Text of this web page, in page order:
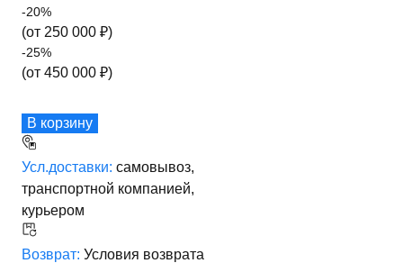
-20%
(от 250 000 ₽)
-25%
(от 450 000 ₽)
В корзину
Усл.доставки: самовывоз,
транспортной компанией,
курьером
Возврат: Условия возврата